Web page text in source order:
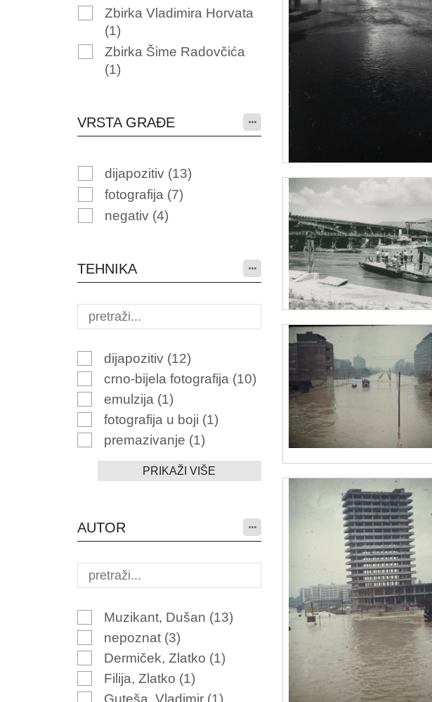
Zbirka Vladimira Horvata
(1)
Zbirka Šime Radovčića
(1)
VRSTA GRAĐE
dijapozitiv (13)
fotografija (7)
negativ (4)
TEHNIKA
dijapozitiv (12)
crno-bijela fotografija (10)
emulzija (1)
fotografija u boji (1)
premazivanje (1)
PRIKAŽI VIŠE
AUTOR
Muzikant, Dušan (13)
nepoznat (3)
Dermiček, Zlatko (1)
Filija, Zlatko (1)
Guteša, Vladimir (1)